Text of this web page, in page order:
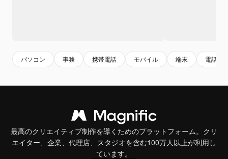
パソコン 事務 携帯電話 モバイル 端末 電話
最高のクリエイティブ制作を導くためのプラットフォーム。クリ
エイター、企業、代理店、スタジオを含む100万人以上が利用し
ています。